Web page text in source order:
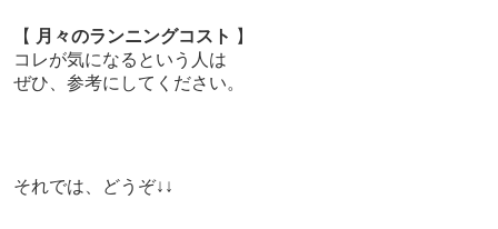
【 月々のランニングコスト 】
コレが気になるという人は
ぜひ、参考にしてください。
それでは、どうぞ↓↓